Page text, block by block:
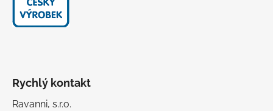
Rychlý kontakt
Ravanni, s.r.o.